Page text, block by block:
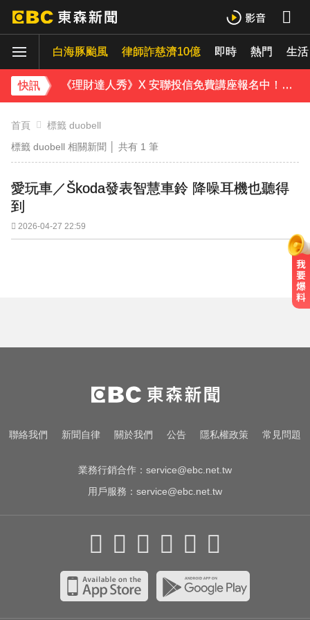
白海豚颱風 律師詐慈濟10億 即時 熱門 生活
快訊
證交所新規下周起實施 處置撮合時間縮短為2分鐘
《理財達人秀》X 安聯投信免費講座報名中！搶先卡位 2027
白海豚最新暴風侵襲率出爐 2地飆破5成
首頁
標籤 duobell
標籤 duobell 相關新聞 │ 共有 1 筆
愛玩車／Škoda發表智慧車鈴 降噪耳機也聽得
到
2026-04-27 22:59
聯絡我們 新聞自律 關於我們 公告 隱私權政策 常見問題
業務行銷合作： service@ebc.net.tw
用戶服務： service@ebc.net.tw